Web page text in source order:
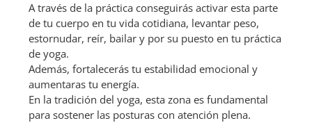
A través de la práctica conseguirás activar esta parte
de tu cuerpo en tu vida cotidiana, levantar peso,
estornudar, reír, bailar y por su puesto en tu práctica
de yoga.
Además, fortalecerás tu estabilidad emocional y
aumentaras tu energía.
En la tradición del yoga, esta zona es fundamental
para sostener las posturas con atención plena.